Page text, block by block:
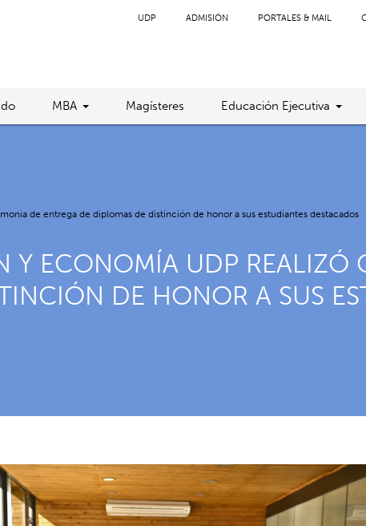
UDP ADMISIÓN PORTALES & MAIL
MBA Magísteres Educación Ejecutiva
de entrega de diplomas de distinción de honor a sus estudiantes destacados
Y ECONOMÍA UDP REALIZÓ
DE HONOR A SUS